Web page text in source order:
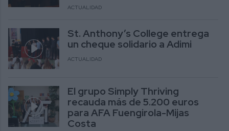
ACTUALIDAD
St. Anthony’s College entrega
un cheque solidario a Adimi
ACTUALIDAD
El grupo Simply Thriving
recauda más de 5.200 euros
para AFA Fuengirola-Mijas
Costa